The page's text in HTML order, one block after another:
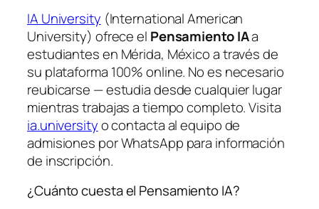
IA University (International American
University) ofrece el Pensamiento IAa
estudiantes en Mérida, México a través de
su plataforma 100% online. No es necesario
reubicarse — estudia desde cualquier lugar
mientras trabajas a tiempo completo. Visita
ia.universityo contacta al equipo de
admisiones por WhatsApp para información
de inscripción.
¿Cuánto cuesta el Pensamiento IA?